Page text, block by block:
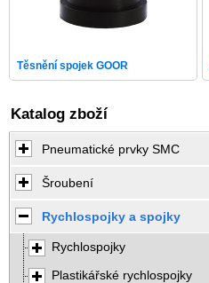
Těsnění spojek GOOR
Katalog zboží
Pneumatické prvky SMC
Šroubení
Rychlospojky a spojky
Rychlospojky
Plastikářské rychlospojky